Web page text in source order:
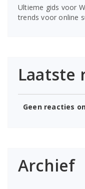
Ultieme gids voor
trends voor online
Laatste
Geen reacties
Archief